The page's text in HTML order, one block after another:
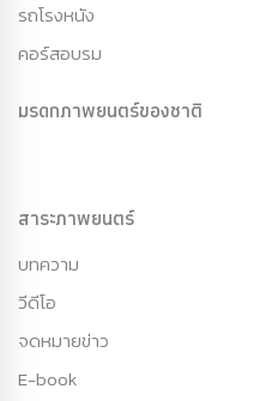
รถโรงหนัง
คอร์สอบรม
มรดกภาพยนตร์ของชาติ
สาระภาพยนตร์
บทความ
วีดีโอ
จดหมายข่าว
E-book